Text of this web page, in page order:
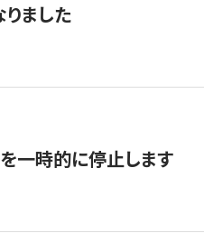
ました
一時的に停止します